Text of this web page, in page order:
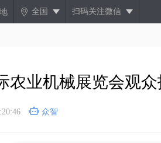
全国 扫码关注微信
农业机械展览会观
众智